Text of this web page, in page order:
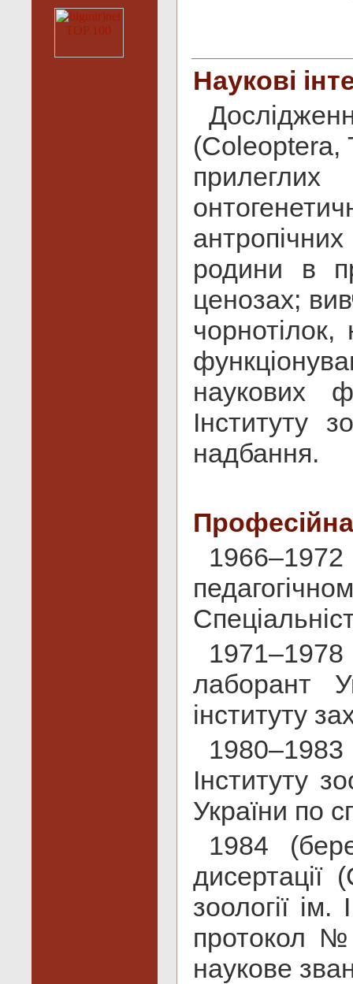
Наукові
(Сoleoptera,
родини в
ценозах;
наукових
Інституту
надбання.
лаборант
інституту
Інституту
України по
1984
дисертації
зоології
протокол
наукове